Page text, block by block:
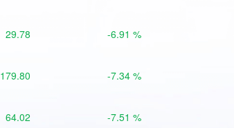
29.78 -6.91 %
179.80 -7.34 %
64.02 -7.51 %